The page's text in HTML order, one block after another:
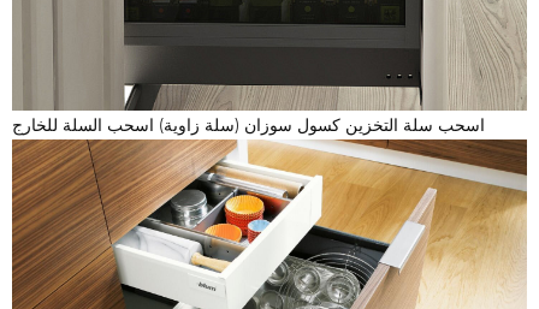
اسحب سلة التخزين كسول سوزان (سلة زاوية) اسحب السلة للخارج